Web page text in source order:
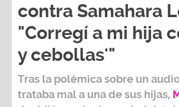
contra Samahara
"Corregí a mi hija
y cebollas'"
Tras la polémica sobre un
trataba mal a una de sus hijas,